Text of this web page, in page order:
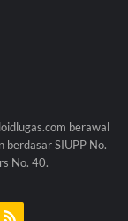
berawal
berdasar SIUPP No.
No. 40.